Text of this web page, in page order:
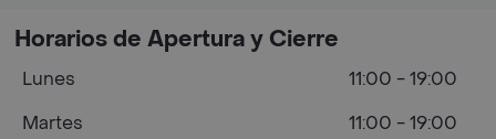
Horarios de Apertura y Cierre
Lunes
11:00 - 19:00
Martes
11:00 - 19:00